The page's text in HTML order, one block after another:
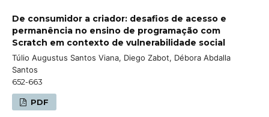
De consumidor a criador: desafios de acesso e
permanência no ensino de programação com
Scratch em contexto de vulnerabilidade social
Túlio Augustus Santos Viana, Diego Zabot, Débora Abdalla
Santos
652-663
PDF